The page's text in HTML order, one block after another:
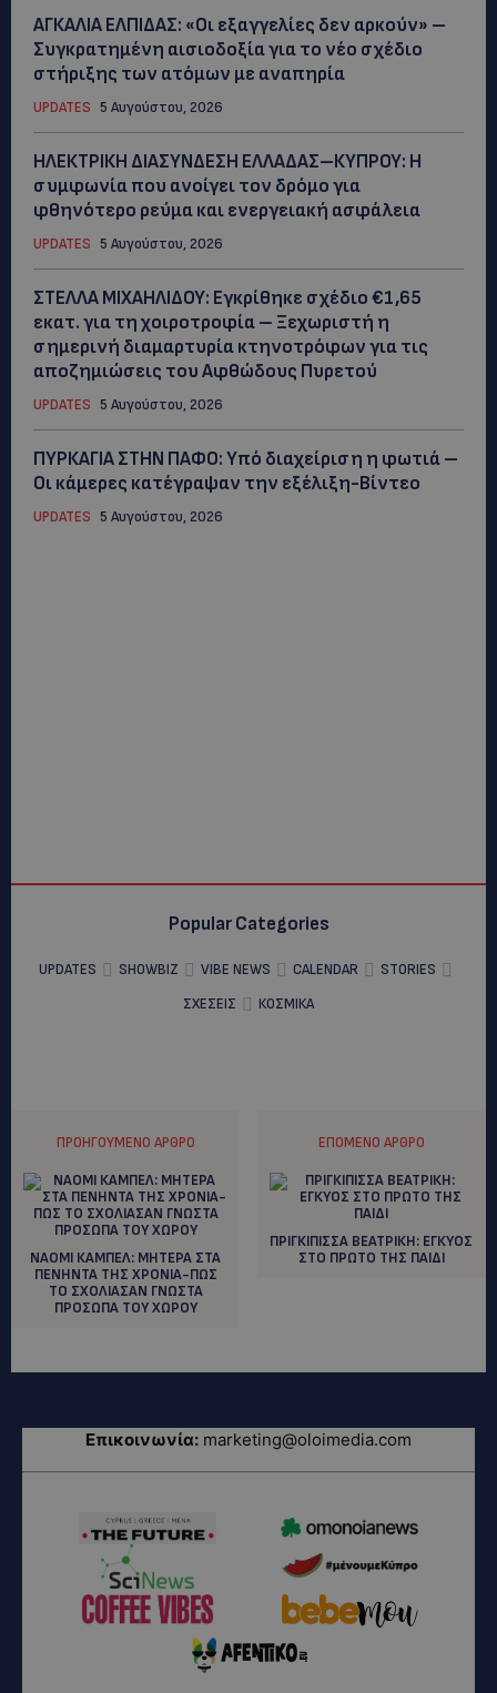
ΑΓΚΑΛΙΑ ΕΛΠΙΔΑΣ: «Οι εξαγγελίες δεν αρκούν» –
Συγκρατημένη αισιοδοξία για το νέο σχέδιο
στήριξης των ατόμων με αναπηρία
UPDATES 5 Αυγούστου, 2026
ΗΛΕΚΤΡΙΚΗ ΔΙΑΣΥΝΔΕΣΗ ΕΛΛΑΔΑΣ–ΚΥΠΡΟΥ: Η
συμφωνία που ανοίγει τον δρόμο για
φθηνότερο ρεύμα και ενεργειακή ασφάλεια
UPDATES 5 Αυγούστου, 2026
ΣΤΕΛΛΑ ΜΙΧΑΗΛΙΔΟΥ: Εγκρίθηκε σχέδιο €1,65
εκατ. για τη χοιροτροφία – Ξεχωριστή η
σημερινή διαμαρτυρία κτηνοτρόφων για τις
αποζημιώσεις του Αφθώδους Πυρετού
UPDATES 5 Αυγούστου, 2026
ΠΥΡΚΑΓΙΑ ΣΤΗΝ ΠΑΦΟ: Υπό διαχείριση η φωτιά –
Οι κάμερες κατέγραψαν την εξέλιξη-Βίντεο
UPDATES 5 Αυγούστου, 2026
Popular Categories
UPDATES SHOWBIZ VIBE NEWS CALENDAR
STORIES
ΣΧΕΣΕΙΣ
ΚΟΣΜΙΚΑ
ΠΡΟΗΓΟΎΜΕΝΟ ΆΡΘΡΟ
ΝΑΟΜΙ ΚΑΜΠΕΛ: MΗΤΕΡΑ ΣΤΑ
ΠΕΝΗΝΤΑ ΤΗΣ ΧΡΟΝΙΑ-ΠΩΣ
ΤΟ ΣΧΟΛΙΑΣΑΝ ΓΝΩΣΤΑ
ΠΡΟΣΩΠΑ ΤΟΥ ΧΩΡΟΥ
ΕΠΌΜΕΝΟ ΆΡΘΡΟ
ΠΡΙΓΚΙΠΙΣΣΑ ΒΕΑΤΡΙΚΗ: EΓΚΥΟΣ
ΣΤΟ ΠΡΩΤΟ ΤΗΣ ΠΑΙΔΙ
Επικοινωνία: marketing@oloimedia.com